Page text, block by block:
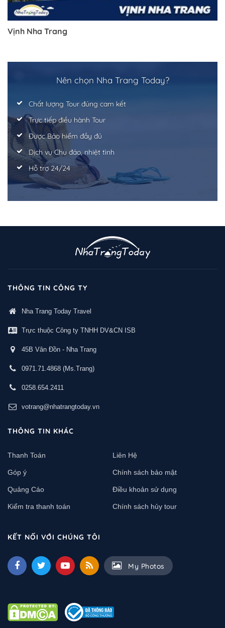
Vịnh Nha Trang
Nên chọn Nha Trang Today?
Chất lượng Tour đúng cam kết
Trực tiếp điều hành Tour
Được Bảo hiểm đầy đủ
Dịch vụ Chu đáo, nhiệt tình
Hỗ trợ 24/24
THÔNG TIN CÔNG TY
Nha Trang Today Travel
Trực thuộc Công ty TNHH DV&CN ISB
45B Vân Đồn - Nha Trang
0971.71.4868 (Ms.Trang)
0258.654.2411
votrang@nhatrangtoday.vn
THÔNG TIN KHÁC
Thanh Toán Liên Hệ
Góp ý Chính sách bảo mật
Quảng Cáo Điều khoản sử dụng
Kiểm tra thanh toán Chính sách hủy tour
KẾT NỐI VỚI CHÚNG TÔI
My Photos